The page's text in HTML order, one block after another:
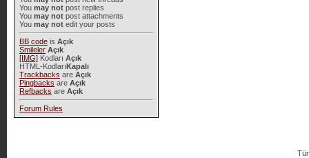
You may notpost replies
You may notpost attachments
You may notedit your posts
BB codeis Açık
Smileler Açık
[IMG]Kodları Açık
HTML-KodlarıKapalı
Trackbacks are Açık
Pingbacks are Açık
Refbacks are Açık
Forum Rules